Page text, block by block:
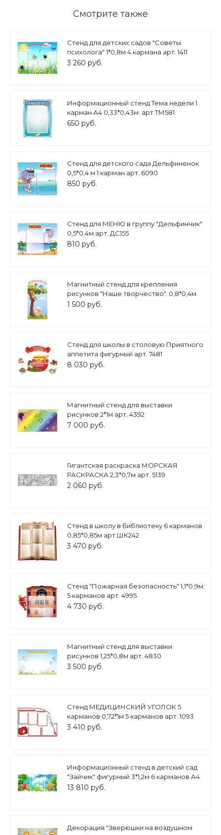
Смотрите также
Стенд для детских садов "Советы
психолога" 1*0,8м 4 кармана арт. 1411
3 260 руб.
Информационный стенд Тема недели 1
карман А4 0,33*0,43м. арт.ТМ581
650 руб.
Стенд для детского сада Дельфиненок
0,5*0,4 м 1 карман арт. 6090
850 руб.
Стенд для МЕНЮ в группу "Дельфинчик"
0,5*0,4м арт. ДС155
810 руб.
Магнитный стенд для крепления
рисунков "Наше творчество". 0,8*0,4м.
арт. МС1669
1 500 руб.
Стенд для школы в столовую Приятного
аппетита фигурный арт. 7481
8 030 руб.
Магнитный стенд для выставки
рисунков 2*1м арт. 4392
7 000 руб.
Гигантская раскраска МОРСКАЯ
РАСКРАСКА 2,3*0,7м арт. 5139
2 060 руб.
Стенд в школу в библиотеку 6 карманов
0,85*0,85м арт.ШК242
3 470 руб.
Стенд "Пожарная безопасность" 1,1*0,9м
5 карманов арт. 4995
4 730 руб.
Магнитный стенд для выставки
рисунков 1,25*0,8м арт. 4830
3 500 руб.
Стенд МЕДИЦИНСКИЙ УГОЛОК 5
карманов 0,72*1м 5 карманов арт. 1093
3 410 руб.
Информационный стенд в детский сад
"Зайчик" фигурный 3*1,2м 6 карманов А4
арт.1644
13 810 руб.
Декорация "Зверюшки на воздушном